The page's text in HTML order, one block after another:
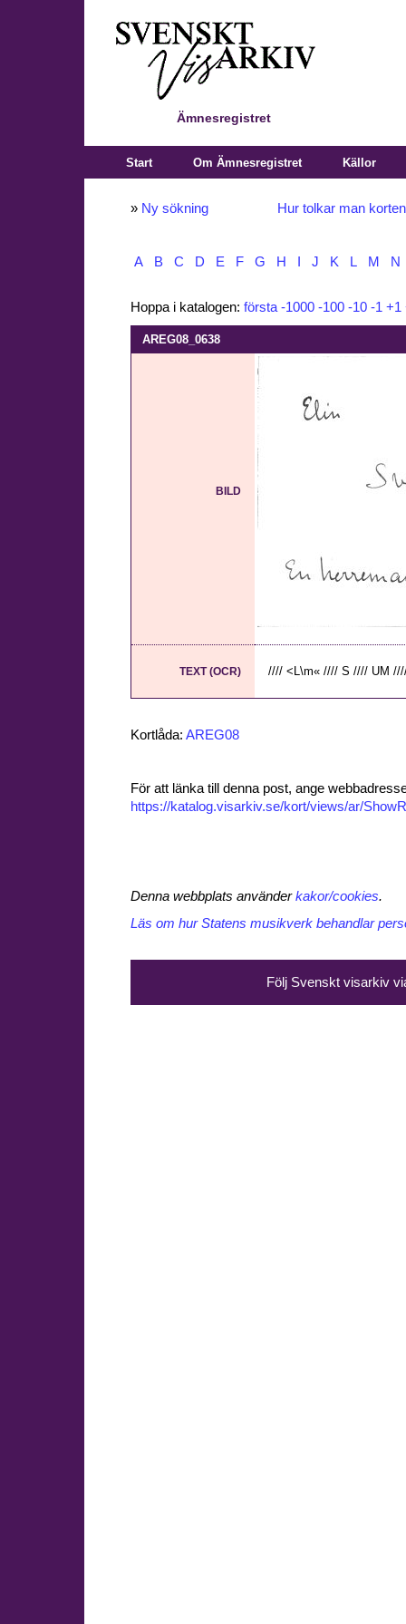
Ämnesregistret
Start Om Ämnesregistret Källor
» Ny sökning Hur tolkar man
A B C D E F G H J K L M N
Hoppa i katalogen: första -1000 -100 -10 -1 +1
AREG08_0638
BILD
TEXT (OCR) //// <L\m« //// S //// UM
Kortlåda: AREG08
För att länka till denna post, ange
https://katalog.visarkiv.se/kort/views/ar/
Denna webbplats använderkakor/cookies.
Läs om hur Statens musikverk behandlar
Följ Svenskt visarkiv